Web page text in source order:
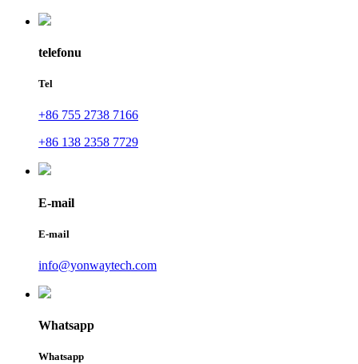
telefonu
Tel
+86 755 2738 7166
+86 138 2358 7729
E-mail
E-mail
info@yonwaytech.com
Whatsapp
Whatsapp